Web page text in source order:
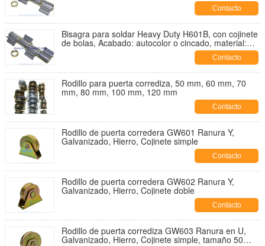
Contacto
Bisagra para soldar Heavy Duty H601B, con cojinete
de bolas, Acabado: autocolor o cincado, material:
Contacto
Rodillo para puerta corrediza, 50 mm, 60 mm, 70
mm, 80 mm, 100 mm, 120 mm
Contacto
Rodillo de puerta corredera GW601 Ranura Y,
Galvanizado, Hierro, Cojinete simple
Contacto
Rodillo de puerta corredera GW602 Ranura Y,
Galvanizado, Hierro, Cojinete doble
Contacto
Rodillo de puerta corrediza GW603 Ranura en U,
Galvanizado, Hierro, Cojinete simple, tamaño 50